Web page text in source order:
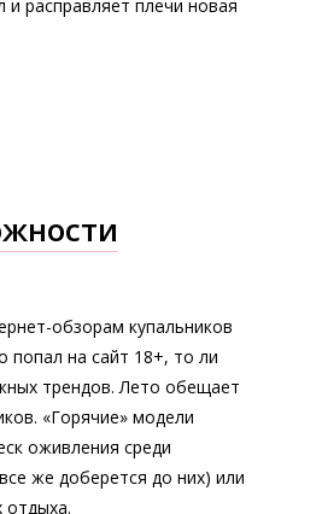
расправляет плечи новая
обзорам купальников
попал на сайт 18+, то ли
трендов. Лето обещает
«Горячие» модели
оживления среди
же доберется до них) или
отдыха.